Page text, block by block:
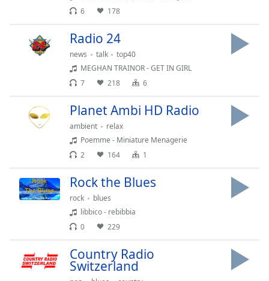
6
178
Radio 24
news talk
top40
MEGHAN TRAINOR - GET IN GIRL
7
218 6
Planet Ambi HD Radio
ambient
relax
Poemme - Miniature Menagerie
2
164 1
Rock the Blues
rock
blues
libbico - rebibbia
0
229
Country Radio
Switzerland